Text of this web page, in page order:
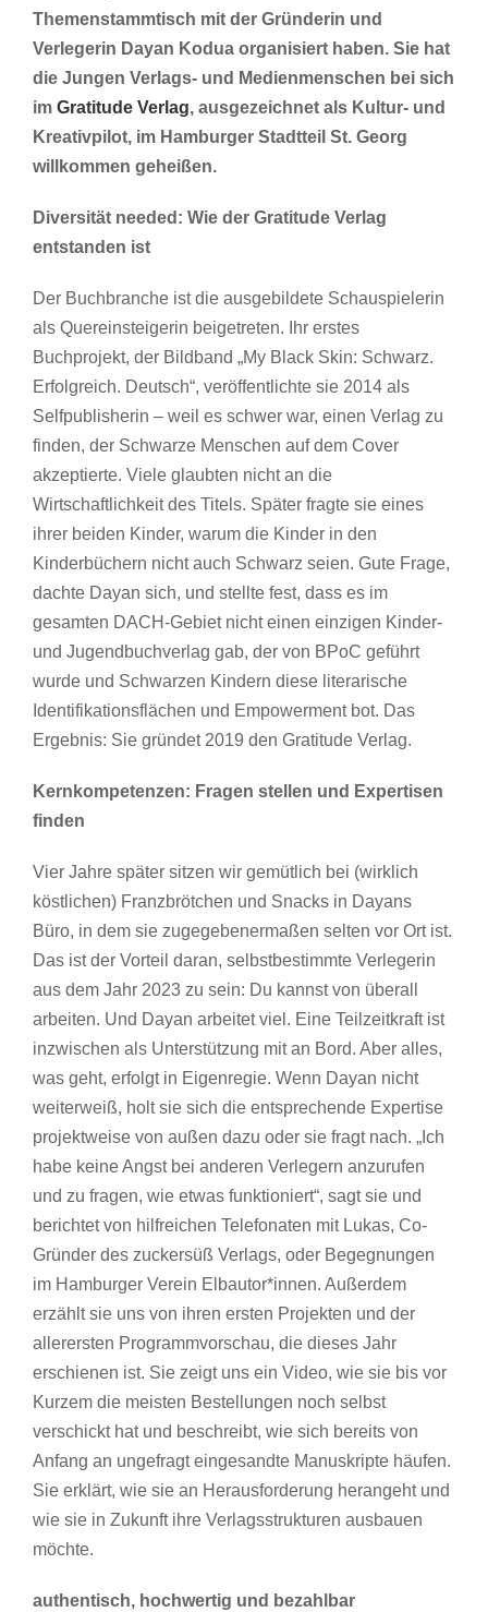
Themenstammtisch mit der Gründerin und
Verlegerin Dayan Kodua organisiert haben. Sie hat
die Jungen Verlags- und Medienmenschen bei sich
im Gratitude Verlag, ausgezeichnet als Kultur- und
Kreativpilot, im Hamburger Stadtteil St. Georg
willkommen geheißen.
Diversität needed: Wie der Gratitude Verlag
entstanden ist
Der Buchbranche ist die ausgebildete Schauspielerin
als Quereinsteigerin beigetreten. Ihr erstes
Buchprojekt, der Bildband „My Black Skin: Schwarz.
Erfolgreich. Deutsch“, veröffentlichte sie 2014 als
Selfpublisherin – weil es schwer war, einen Verlag zu
finden, der Schwarze Menschen auf dem Cover
akzeptierte. Viele glaubten nicht an die
Wirtschaftlichkeit des Titels. Später fragte sie eines
ihrer beiden Kinder, warum die Kinder in den
Kinderbüchern nicht auch Schwarz seien. Gute Frage,
dachte Dayan sich, und stellte fest, dass es im
gesamten DACH-Gebiet nicht einen einzigen Kinder-
und Jugendbuchverlag gab, der von BPoC geführt
wurde und Schwarzen Kindern diese literarische
Identifikationsflächen und Empowerment bot. Das
Ergebnis: Sie gründet 2019 den Gratitude Verlag.
Kernkompetenzen: Fragen stellen und Expertisen
finden
Vier Jahre später sitzen wir gemütlich bei (wirklich
köstlichen) Franzbrötchen und Snacks in Dayans
Büro, in dem sie zugegebenermaßen selten vor Ort ist.
Das ist der Vorteil daran, selbstbestimmte Verlegerin
aus dem Jahr 2023 zu sein: Du kannst von überall
arbeiten. Und Dayan arbeitet viel. Eine Teilzeitkraft ist
inzwischen als Unterstützung mit an Bord. Aber alles,
was geht, erfolgt in Eigenregie. Wenn Dayan nicht
weiterweiß, holt sie sich die entsprechende Expertise
projektweise von außen dazu oder sie fragt nach. „Ich
habe keine Angst bei anderen Verlegern anzurufen
und zu fragen, wie etwas funktioniert“, sagt sie und
berichtet von hilfreichen Telefonaten mit Lukas, Co-
Gründer des zuckersüß Verlags, oder Begegnungen
im Hamburger Verein Elbautor*innen. Außerdem
erzählt sie uns von ihren ersten Projekten und der
allerersten Programmvorschau, die dieses Jahr
erschienen ist. Sie zeigt uns ein Video, wie sie bis vor
Kurzem die meisten Bestellungen noch selbst
verschickt hat und beschreibt, wie sich bereits von
Anfang an ungefragt eingesandte Manuskripte häufen.
Sie erklärt, wie sie an Herausforderung herangeht und
wie sie in Zukunft ihre Verlagsstrukturen ausbauen
möchte.
authentisch, hochwertig und bezahlbar